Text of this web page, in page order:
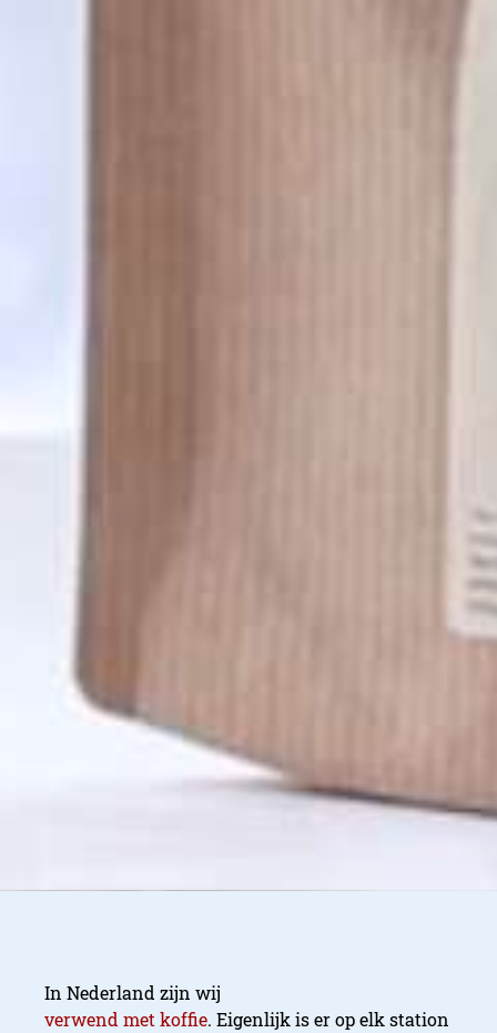
In Nederland zijn wij
verwend met koffie. Eigenlijk is er op elk station